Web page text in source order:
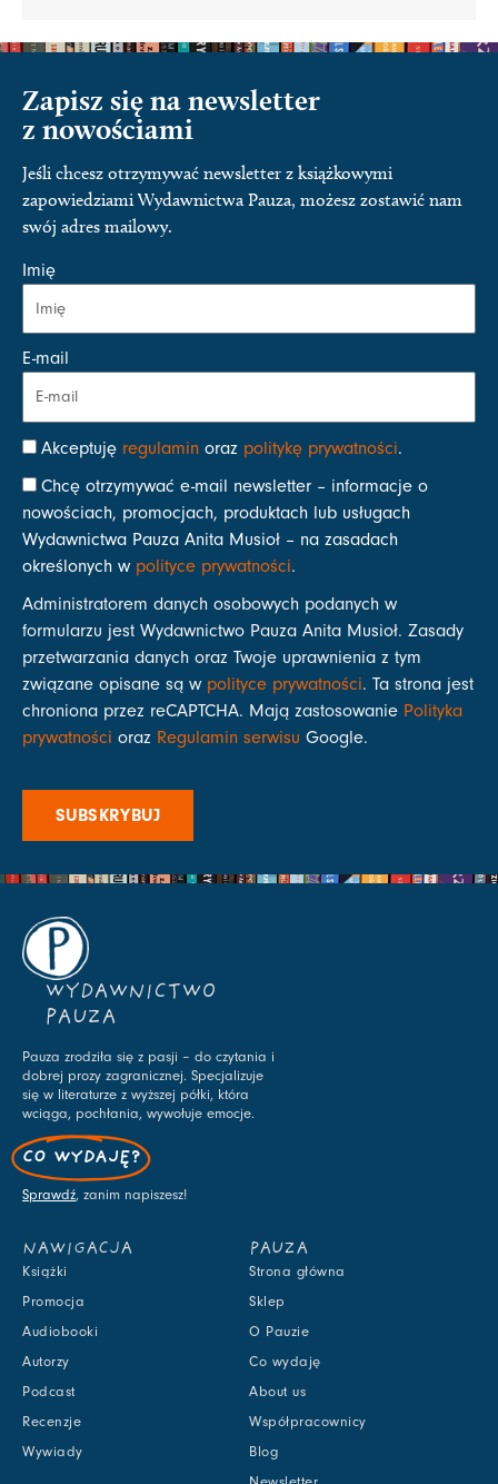
Zapisz się na newsletter
z nowościami
Jeśli chcesz otrzymywać newsletter z książkowymi
zapowiedziami Wydawnictwa Pauza, możesz zostawić nam
swój adres mailowy.
Imię
E-mail
Akceptuję regulamin oraz politykę prywatności.
Chcę otrzymywać e-mail newsletter – informacje o
nowościach, promocjach, produktach lub usługach
Wydawnictwa Pauza Anita Musioł – na zasadach
określonych w polityce prywatności.
Administratorem danych osobowych podanych w
formularzu jest Wydawnictwo Pauza Anita Musioł. Zasady
przetwarzania danych oraz Twoje uprawnienia z tym
związane opisane są w polityce prywatności. Ta strona jest
chroniona przez reCAPTCHA. Mają zastosowanie Polityka
prywatności oraz Regulamin serwisu Google.
SUBSKRYBUJ
WYDAWNICTWO
PAUZA
Pauza zrodziła się z pasji – do czytania i
dobrej prozy zagranicznej. Specjalizuje
się w literaturze z wyższej półki, która
wciąga, pochłania, wywołuje emocje.
CO WYDAJĘ?
Sprawdź, zanim napiszesz!
NAWIGACJA
Książki
Promocja
Audiobooki
Autorzy
Podcast
Recenzje
Wywiady
PAUZA
Strona główna
Sklep
O Pauzie
Co wydaję
About us
Współpracownicy
Blog